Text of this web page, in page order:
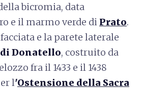
bicromia, data
e il marmo verde di Prato.
e la parete laterale
Donatello, costruito da
fra il 1433 e il 1438
l'Ostensione della Sacra